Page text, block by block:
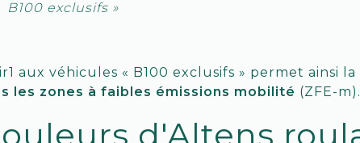
B100 exclusifs »
aux véhicules « B100 exclusifs » permet ainsi la
les zones à faibles émissions mobilité (ZFE-m).